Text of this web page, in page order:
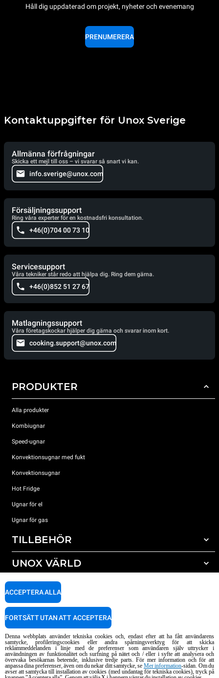
Håll dig uppdaterad om projekt, nyheter och evenemang
PRENUMERERA
Kontaktuppgifter för Unox Sverige
Allmänna förfrågningar
Skicka ett mejl till oss – vi svarar så snart vi kan.
info.sverige@unox.com
Försäljningssupport
Ring våra experter för en kostnadsfri konsultation.
+46(0)704 00 73 10
Servicesupport
Våra tekniker står redo att hjälpa dig. Ring dem gärna.
+46(0)852 51 27 67
Matlagningssupport
Våra företagskockar hjälper dig gärna och svarar inom kort.
cooking.support@unox.com
PRODUKTER
Alla produkter
Kombiugnar
Speed-ugnar
Konvektionsugnar med fukt
Konvektionsugnar
Hot Fridge
Ugnar för el
Ugnar för gas
TILLBEHÖR
Alla tillbehör
Rengöringsmedel för mauell rengöring
Vattenbehandling med omvänd osmosisk
UNOX VÄRLD
Våra kontor runt om i världen
SUPPORT
HITTA SERVICECENTER
Copyright 2026 UNOX S.p.A. Alla rättigheter förbehållna. Reg. Imp. Padova n
° 04230750285 - REA Padova 372835 - Cap. Soc. 5.000.000 € iv - P.IVA / CF
AI Content Disclaimer Privacy policy Cookie policy
Denna webbplats använder tekniska cookies och, endast efter att ha fått användarens
samtycke, profileringscookies eller andra spårningsverktyg för att skicka
reklammeddelanden i linje med de preferenser som användaren själv uttrycker i
användningen av funktionalitet och surfning på nätet och / eller i syfte att analysera och
övervaka besökarnas beteende, inklusive tredje parts. För mer information och för att
anpassa dina preferenser, även om du nekar ditt samtycke, se Mer information-sidan. Om du
avser att samtycka till installation av cookies (med undantag för tekniska cookies), tryck på
ACCEPTERA ALLA
FORTSÄTT UTAN ATT ACCEPTERA